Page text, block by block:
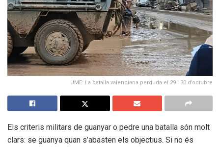
UME: La batalla valenciana perduda el 29 i 30 d’octubre
Els criteris militars de guanyar o pedre una batalla són molt
clars: se guanya quan s’abasten els objectius. Si no és